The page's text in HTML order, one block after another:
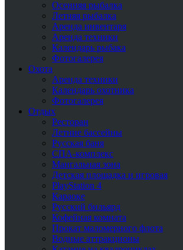
Осенняя рыбалка
Летняя рыбалка
Аренда инвентаря
Аренда техники
Календарь рыбака
Фотогалерея
Охота
Аренда техники
Календарь охотника
Фотогалерея
Отдых
Ресторан
Летние бассейны
Русская баня
СПА-комплекс
Мангальная зона
Детская площадка и игровая
PlayStation 4
Караоке
Русский бильярд
Кофейная комната
Прокат маломерного флота
Водные аттракционы